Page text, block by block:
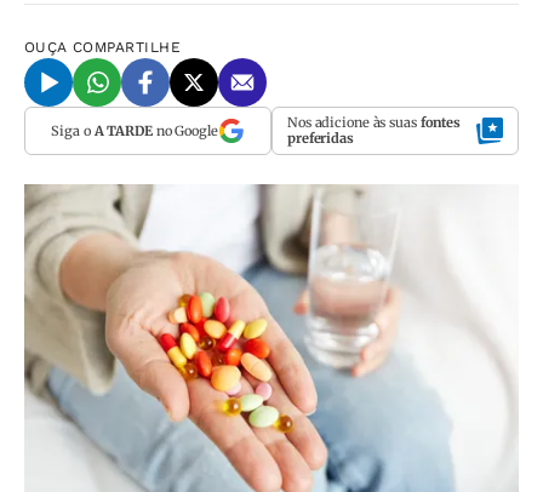
OUÇA COMPARTILHE
Siga o A TARDEno Google Nos adicione às suas fontes
preferidas